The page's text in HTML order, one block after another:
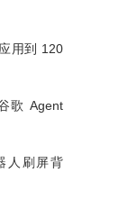
用到 120
歌 Agent
人刷屏背